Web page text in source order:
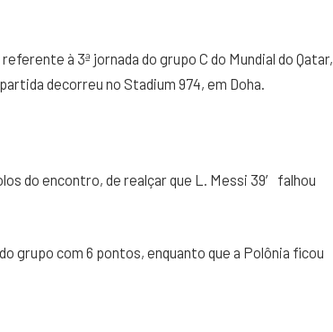
à 3ª jornada do grupo C do Mundial do Qatar,
decorreu no Stadium 974, em Doha.
do encontro, de realçar que L. Messi 39′ falhou
grupo com 6 pontos, enquanto que a Polônia ficou